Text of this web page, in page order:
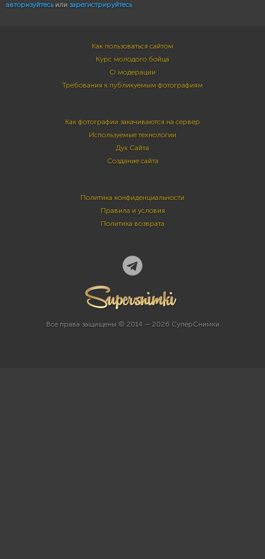
авторизуйтесьили зарегистрируйтесь
Как пользоваться сайтом
Курс молодого бойца
О модерации
Требования к публикуемым фотографиям
Как фотографии закачиваются на сервер
Используемые технологии
Дух Сайта
Создание сайта
Политика конфиденциальности
Правила и условия
Политика возврата
Все права защищены © 2014 — 2026 СуперСнимки